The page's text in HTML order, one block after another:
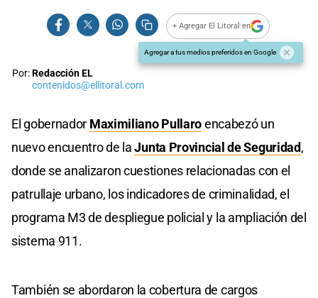
+ Agregar El Litoral en
Agregar a tus medios preferidos en Google
Por:Redacción EL
contenidos@ellitoral.com
El gobernador Maximiliano Pullaroencabezó un
nuevo encuentro de laJunta Provincial de Seguridad,
donde se analizaron cuestiones relacionadas con el
patrullaje urbano, los indicadores de criminalidad, el
programa M3 de despliegue policial y la ampliación del
sistema 911.
También se abordaron la cobertura de cargos